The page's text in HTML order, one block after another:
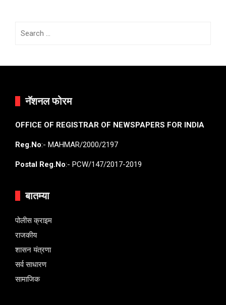
नॅशनल फोरम
OFFICE OF REGISTRAR OF NEWSPAPERS FOR INDIA
Reg.No:- MAHMAR/2000/2197
Postal Reg.No:- PCW/147/2017-2019
बातम्या
पोलीस क्राइम
राजकीय
शासन यंत्रणा
सर्व साधारण
सामाजिक